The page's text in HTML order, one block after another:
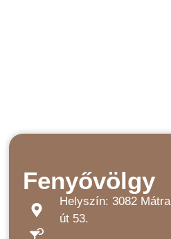
Fenyővölgy
Helyszín: 3082
út 53.